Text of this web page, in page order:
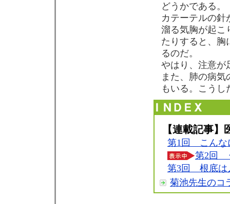
どうかである。
カテーテルの針
溜る気胸が起こ
たりすると、胸
るのだ。
やはり、注意が
また、肺の病
もいる。こう
【連載記事】
第1回 こんな
第2回
第3回 根底は
菊池先生のコ